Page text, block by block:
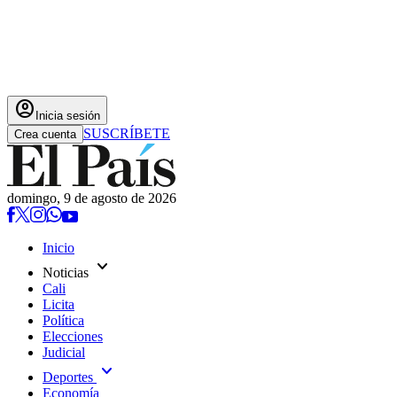
account_circle Inicia sesión
Crea cuenta SUSCRÍBETE
domingo, 9 de agosto de 2026
Inicio
Noticias expand_more
Cali
Licita
Política
Elecciones
Judicial
Deportes expand_more
Economía